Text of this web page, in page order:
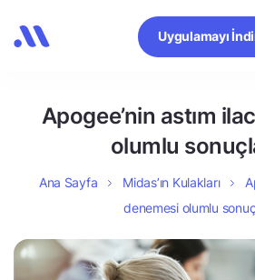
Uygulamayı
Apogee’nin astım
olumlu
Ana Sayfa Midas’ın Kulakları
denemesi olumlu